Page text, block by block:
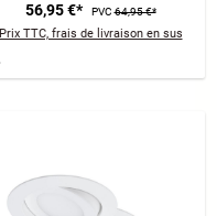
56,95 €* PVC64,95 €*
Prix TTC, frais de livraison en sus